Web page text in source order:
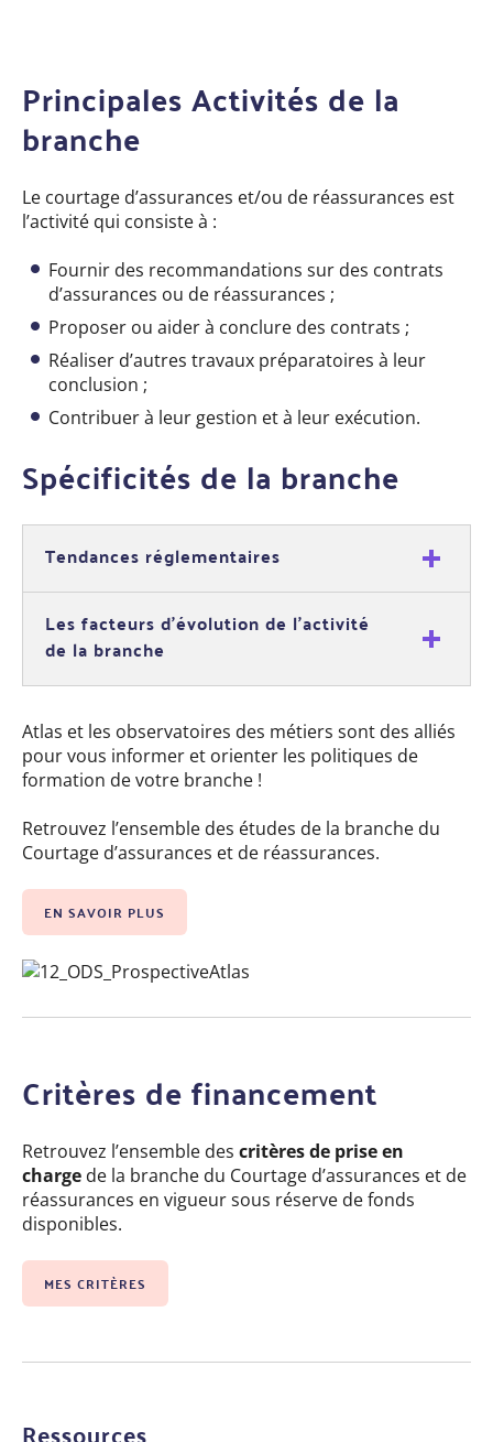
Principales Activités de la
branche
Le courtage d’assurances et/ou de réassurances est
l’activité qui consiste à :
Fournir des recommandations sur des contrats
d’assurances ou de réassurances ;
Proposer ou aider à conclure des contrats ;
Réaliser d’autres travaux préparatoires à leur
conclusion ;
Contribuer à leur gestion et à leur exécution.
Spécificités de la branche
Tendances réglementaires
Les facteurs d’évolution de l’activité
de la branche
Atlas et les observatoires des métiers sont des alliés
pour vous informer et orienter les politiques de
formation de votre branche !
Retrouvez l’ensemble des études de la branche du
Courtage d’assurances et de réassurances.
EN SAVOIR PLUS
Critères de financement
Retrouvez l’ensemble des critères de prise en
charge de la branche du Courtage d’assurances et de
réassurances en vigueur sous réserve de fonds
disponibles.
MES CRITÈRES
Ressources